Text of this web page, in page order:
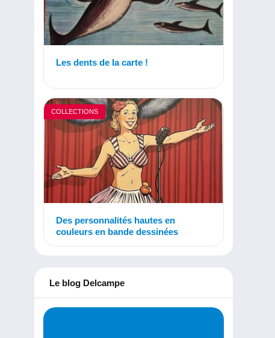
Les dents de la carte !
COLLECTIONS
Des personnalités hautes en
couleurs en bande dessinées
Le blog Delcampe